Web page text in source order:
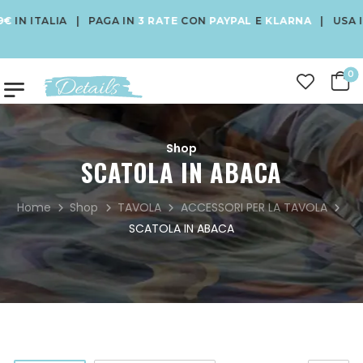
IN ITALIA | PAGA IN 3 RATECONPAYPALE KLARNA| USA IL
0
Shop
SCATOLA IN ABACA
Home Shop TAVOLA
ACCESSORI PER LA TAVOLA
SCATOLA IN ABACA